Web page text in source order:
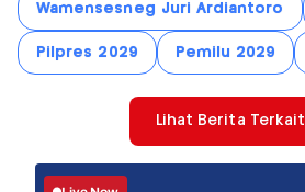
Wamensesneg Juri Ardiantoro
Pilpres 2029 Pemilu 2029
Lihat Berita Terkait